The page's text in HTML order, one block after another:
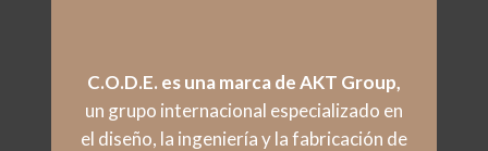
C.O.D.E. es una marca de AKT Group,
un grupo internacional especializado en
el diseño, la ingeniería y la fabricación de